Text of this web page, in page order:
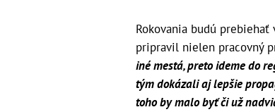
Rokovania budú
pripravil nielen pracovný
iné mestá, preto ideme do
tým dokázali aj lepšie
toho by malo byť či už